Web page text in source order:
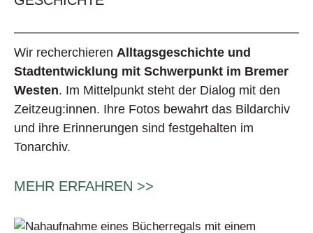
Wir recherchieren Alltagsgeschichte und
Stadtentwicklung mit Schwerpunkt im Bremer
Westen. Im Mittelpunkt steht der Dialog mit den
Zeitzeug:innen. Ihre Fotos bewahrt das Bildarchiv
und ihre Erinnerungen sind festgehalten im
Tonarchiv.
MEHR ERFAHREN >>